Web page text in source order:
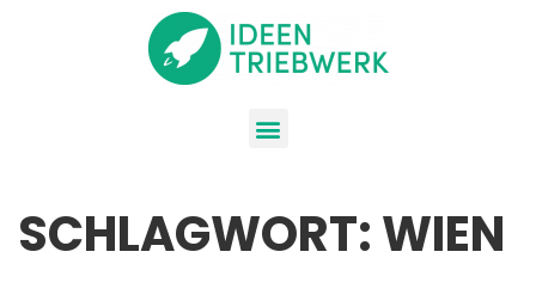
SCHLAGWORT:WIEN